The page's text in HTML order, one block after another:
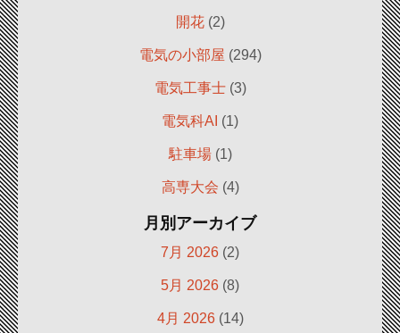
開花(2)
電気の小部屋 (294)
電気工事士(3)
電気科AI (1)
駐車場(1)
高専大会 (4)
月別アーカイブ
7月 2026 (2)
5月 2026 (8)
4月 2026(14)